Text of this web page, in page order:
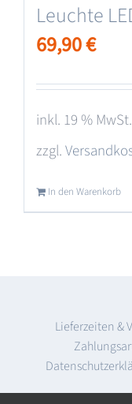
Leuchte
69,90€
inkl. 19 % MwSt.
zzgl.
In den Warenkorb
Lieferzeiten &